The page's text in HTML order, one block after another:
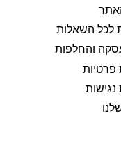
לכל השאלות
והחלפות